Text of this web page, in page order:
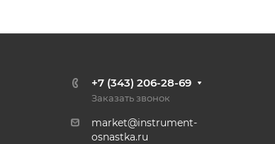
+7 (343) 206-28-69
Заказать звонок
market@instrument-
osnastka.ru